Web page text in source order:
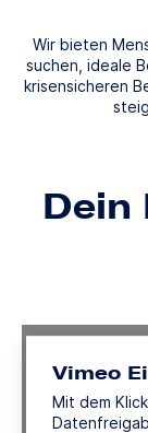
Wir bieten
suchen, ideale
krisensicheren
Dein
Vimeo
Mit dem